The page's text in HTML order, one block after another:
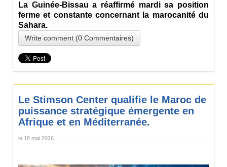
La Guinée-Bissau a réaffirmé mardi sa position
ferme et constante concernant la marocanité du
Sahara.
Write comment (0 Commentaires)
Le Stimson Center qualifie le Maroc de
puissance stratégique émergente en
Afrique et en Méditerranée.
le 18 mai 2026